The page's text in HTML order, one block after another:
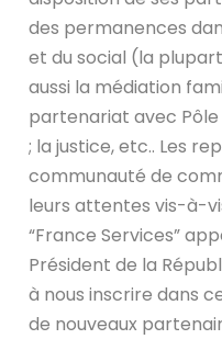
des permanences
et du social (la
aussi la médiation
partenariat avec Pôle
; la justice, etc.. Les
communauté de
leurs attentes vis-à-
“France Services”
Président de la
à nous inscrire dans
de nouveaux